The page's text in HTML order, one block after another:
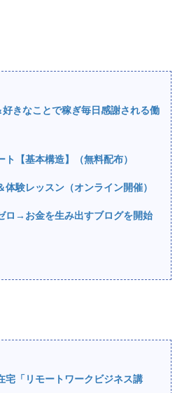
きなことで稼ぎ毎日感謝される働
【基本構造】（無料配布）
体験レッスン（オンライン開催）
ロ→お金を生み出すブログを開始
宅「リモートワークビジネス講